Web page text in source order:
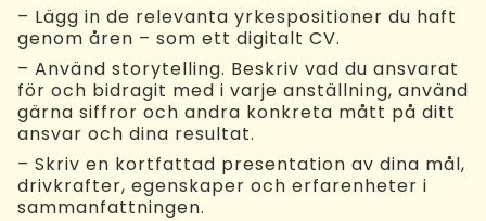
– Lägg in de relevanta yrkespositioner du haft
genom åren – som ett digitalt CV.
– Använd storytelling. Beskriv vad du ansvarat
för och bidragit med i varje anställning, använd
gärna siffror och andra konkreta mått på ditt
ansvar och dina resultat.
– Skriv en kortfattad presentation av dina mål,
drivkrafter, egenskaper och erfarenheter i
sammanfattningen.